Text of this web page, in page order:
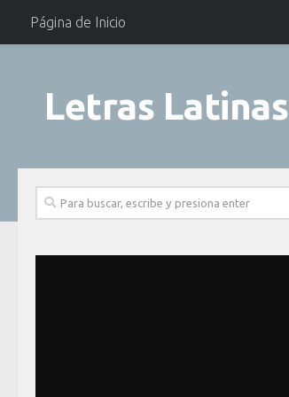
Página de Inicio
Letras Latinas